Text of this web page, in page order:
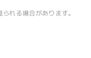
れる場合があります。